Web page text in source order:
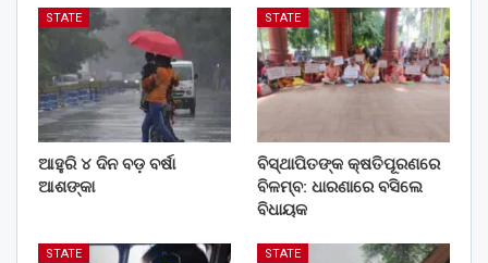
STATE
ଆହୁରି ୪ ଦିନ ବଡ଼ ବର୍ଷା
ଆଶଙ୍କା
STATE
ବିସ୍ଥାପିତଙ୍କ କ୍ଷତିପୂରଣରେ
ବିଳମ୍ବ: ଧାରଣାରେ ବସିଲେ
ବିଧାୟକ
STATE STATE